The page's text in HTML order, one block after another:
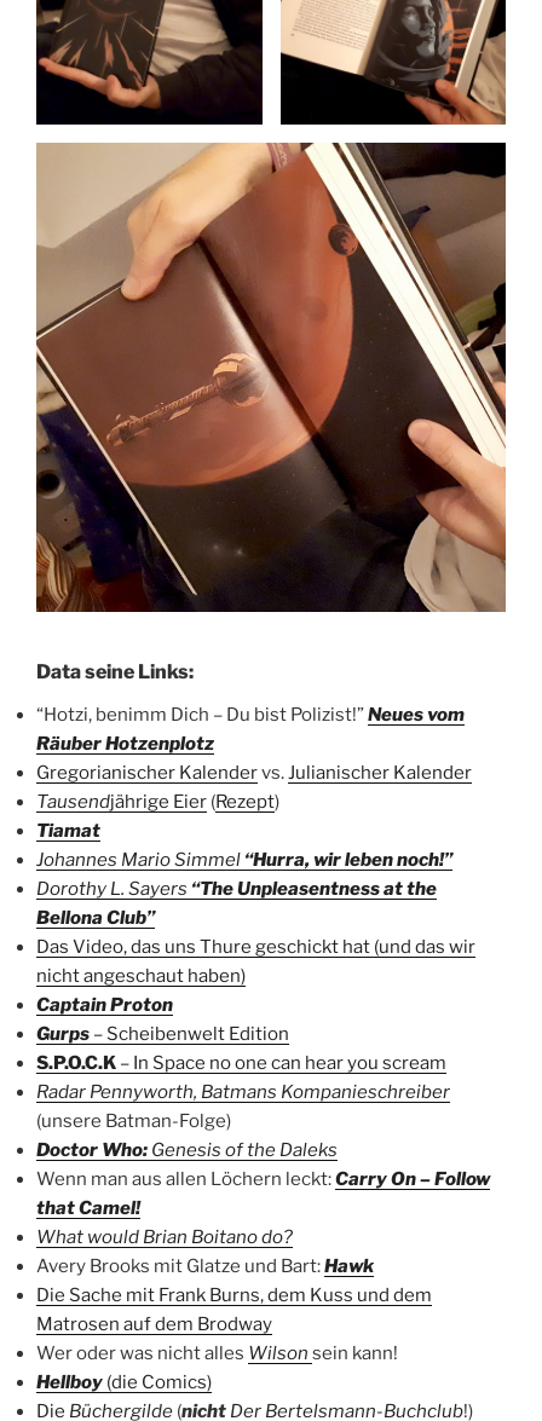
Data seine Links:
“Hotzi, benimm Dich – Du bist Polizist!”Neues vom
Räuber Hotzenplotz
Gregorianischer Kalendervs. Julianischer Kalender
Tausendjährige Eier (Rezept)
Tiamat
Johannes Mario Simmel “Hurra, wir leben noch!”
Dorothy L. Sayers “The Unpleasentness at the
Bellona Club”
Das Video, das uns Thure geschickt hat (und das wir
nicht angeschaut haben)
Captain Proton
Gurps – Scheibenwelt Edition
S.P.O.C.K – In Space no one can hear you scream
Radar Pennyworth, Batmans Kompanieschreiber
(unsere Batman-Folge)
Doctor Who: Genesis of the Daleks
Wenn man aus allen Löchern leckt:Carry On – Follow
that Camel!
What would Brian Boitano do?
Avery Brooks mit Glatze und Bart:Hawk
Die Sache mit Frank Burns, dem Kuss und dem
Matrosen auf dem Brodway
Wer oder was nicht alles Wilson sein kann!
Hellboy (die Comics)
Die Büchergilde (nicht Der Bertelsmann-Buchclub!)